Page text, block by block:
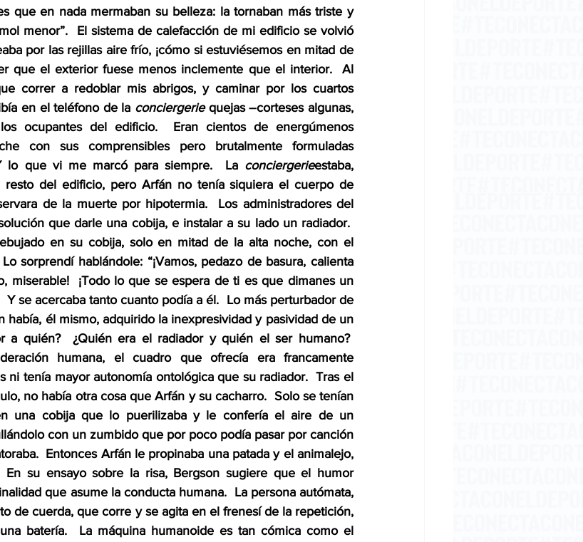
que en nada mermaban su belleza: la tornaban más triste y
menor”.  El sistema de calefacción de mi edificio se volvió
por las rejillas aire frío, ¡cómo si estuviésemos en mitad de
que el exterior fuese menos inclemente que el interior.  Al
correr a redoblar mis abrigos, y caminar por los cuartos
en el teléfono de la conciergerie quejas –corteses algunas,
ocupantes del edificio.  Eran cientos de energúmenos
con sus comprensibles pero brutalmente formuladas
lo que vi me marcó para siempre.  La conciergerieestaba,
resto del edificio, pero Arfán no tenía siquiera el cuerpo de
de la muerte por hipotermia.  Los administradores del
que darle una cobija, e instalar a su lado un radiador.
en su cobija, solo en mitad de la alta noche, con el
sorprendí hablándole: “¡Vamos, pedazo de basura, calienta
miserable!  ¡Todo lo que se espera de ti es que dimanes un
Y se acercaba tanto cuanto podía a él.  Lo más perturbador de
había, él mismo, adquirido la inexpresividad y pasividad de un
a quién?  ¿Quién era el radiador y quién el ser humano?
humana, el cuadro que ofrecía era francamente
ni tenía mayor autonomía ontológica que su radiador.  Tras el
no había otra cosa que Arfán y su cacharro.  Solo se tenían
una cobija que lo puerilizaba y le confería el aire de un
con un zumbido que por poco podía pasar por canción
Entonces Arfán le propinaba una patada y el animalejo,
En su ensayo sobre la risa, Bergson sugiere que el humor
que asume la conducta humana.  La persona autómata,
de cuerda, que corre y se agita en el frenesí de la repetición,
batería.  La máquina humanoide es tan cómica como el